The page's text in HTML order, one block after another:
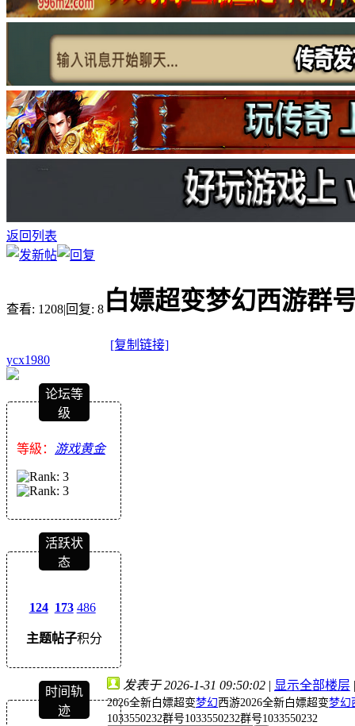
返回列表
查看: 1208|回复: 8 白嫖超变梦幻西游群
[复制链接]
ycx1980
论坛等
级
等級： 游戏黄金
活跃状
态
124
主题
173
帖子
486
积分
时间轨
迹
发表于 2026-1-31 09:50:02 | 显示全部楼层 |
2026全新白嫖超变梦幻西游2026全新白嫖超变梦幻
1033550232群号1033550232群号1033550232